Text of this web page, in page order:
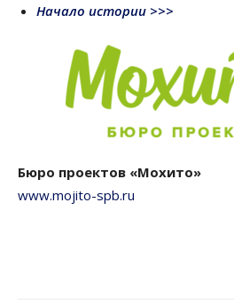
Начало истории >>>
Бюро проектов «Мохито»
www.mojito-spb.ru